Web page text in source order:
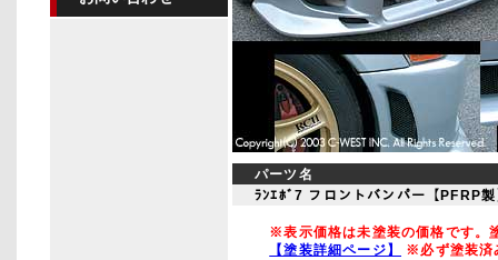
パーツ名
ﾗﾝｴﾎﾞ7 フロントバンパー【PFRP
※表示価格は未塗装の価格です。
【塗装詳細ページ】
※必ず塗装済